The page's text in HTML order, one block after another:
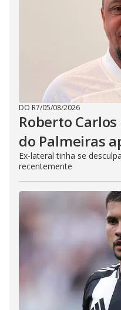
DO R7/05/08/2026
Roberto
do Palmeiras
Ex-lateral tinha se
recentemente